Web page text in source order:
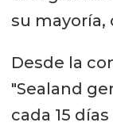
su mayoría,
Desde la
"Sealand
cada 15